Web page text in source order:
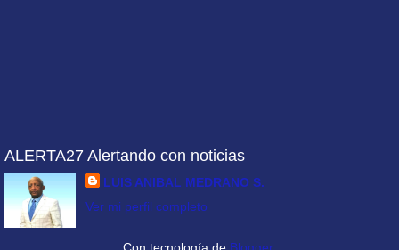
ALERTA27 Alertando con noticias
LUIS ANIBAL MEDRANO S.
Ver mi perfil completo